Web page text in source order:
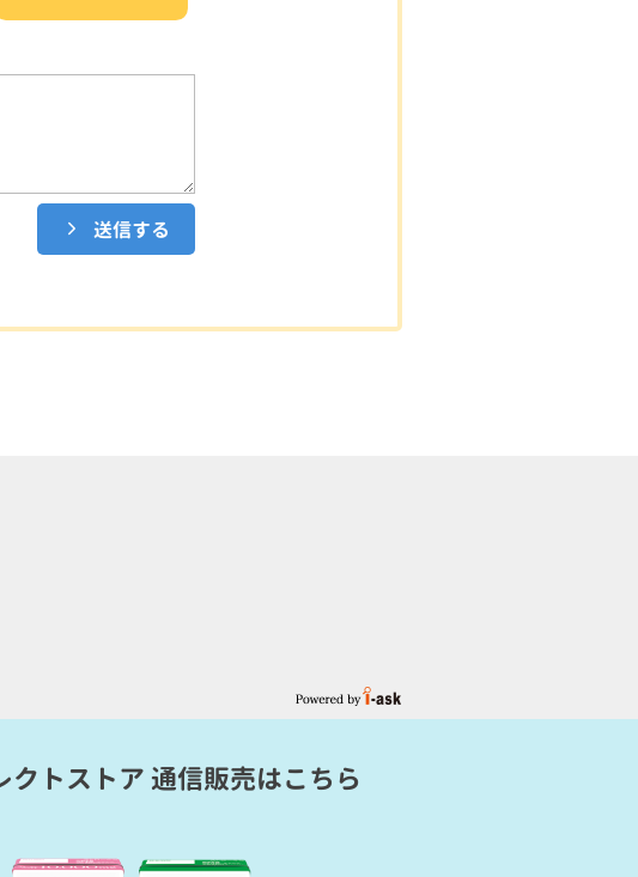
送信する
クトストア 通信販売はこちら